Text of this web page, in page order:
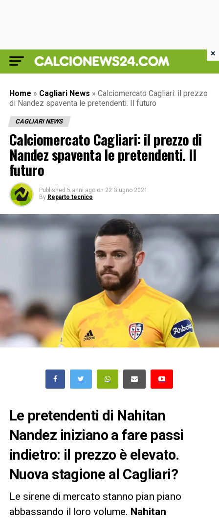
Home » Cagliari News » Calciomercato Cagliari: il prezzo
di Nandez spaventa le pretendenti. Il futuro
CAGLIARI NEWS
Calciomercato Cagliari: il prezzo di
Nandez spaventa le pretendenti. Il
futuro
Published 5 anni ago on 22 Giugno 2021
By Reparto tecnico
Le pretendenti di Nahitan
Nandez iniziano a fare passi
indietro: il prezzo è elevato.
Nuova stagione al Cagliari?
Le sirene di mercato stanno pian piano
abbassando il loro volume. Nahitan
×